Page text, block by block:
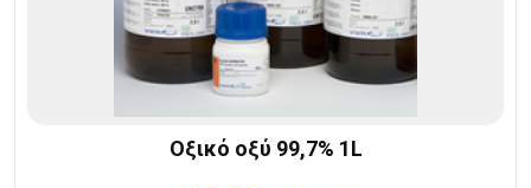
Οξικό οξύ 99,7% 1L